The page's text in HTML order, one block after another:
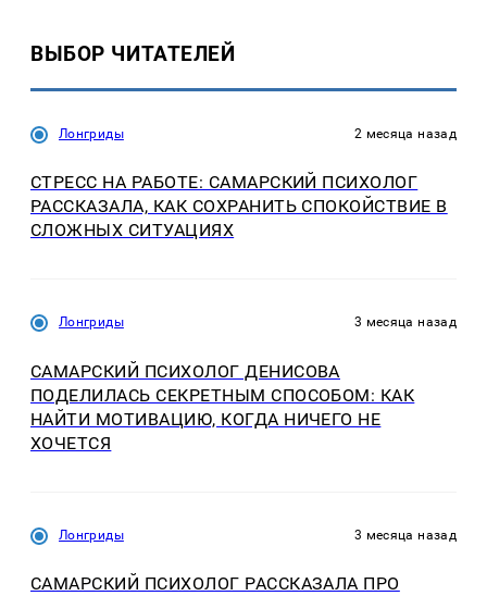
ВЫБОР ЧИТАТЕЛЕЙ
Лонгриды 2 месяца назад
СТРЕСС НА РАБОТЕ: САМАРСКИЙ ПСИХОЛОГ
РАССКАЗАЛА, КАК СОХРАНИТЬ СПОКОЙСТВИЕ В
СЛОЖНЫХ СИТУАЦИЯХ
Лонгриды 3 месяца назад
САМАРСКИЙ ПСИХОЛОГ ДЕНИСОВА
ПОДЕЛИЛАСЬ СЕКРЕТНЫМ СПОСОБОМ: КАК
НАЙТИ МОТИВАЦИЮ, КОГДА НИЧЕГО НЕ
ХОЧЕТСЯ
Лонгриды 3 месяца назад
САМАРСКИЙ ПСИХОЛОГ РАССКАЗАЛА ПРО